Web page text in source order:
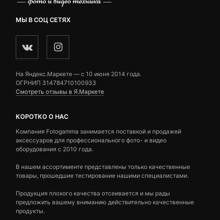
МЫ В СОЦ СЕТЯХ
На Яндекс.Маркете — c 10 июня 2014 года.
ОГРНИП 314784710100933
Смотреть отзывы в Я.Маркете
КОРОТКО О НАС
Компания Fotogamma занимается поставкой и продажей
аксессуаров для профессионального фото- и видео
оборудования с 2010 года.
В нашем ассортименте представлены только качественные
товары, прошедшие тестирование нашими специалистами.
Продукция плохого качества отсеивается и мы рады
предложить вашему вниманию действительно качественные
продукты.